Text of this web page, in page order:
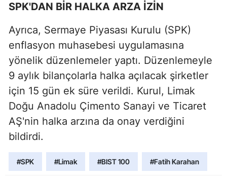
SPK'DAN BİR HALKA ARZA İZİN
Ayrıca, Sermaye Piyasası Kurulu (SPK)
enflasyon muhasebesi uygulamasına
yönelik düzenlemeler yaptı. Düzenlemeyle
9 aylık bilançolarla halka açılacak şirketler
için 15 gün ek süre verildi. Kurul, Limak
Doğu Anadolu Çimento Sanayi ve Ticaret
AŞ'nin halka arzına da onay verdiğini
bildirdi.
#SPK #Limak #BIST 100 #Fatih Karahan